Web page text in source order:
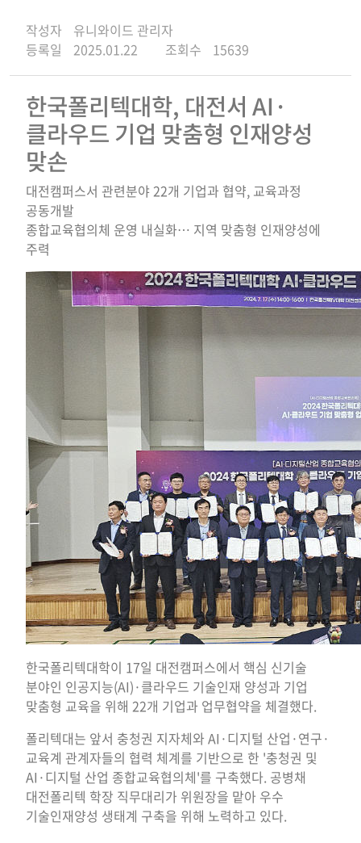
작성자
유니와이드 관리자
등록일
2025.01.22 조회수 15639
한국폴리텍대학, 대전서 AI·
클라우드 기업 맞춤형 인재양성
맞손
대전캠퍼스서 관련분야 22개 기업과 협약, 교육과정
공동개발
종합교육협의체 운영 내실화… 지역 맞춤형 인재양성에
주력
한국폴리텍대학이 17일 대전캠퍼스에서 핵심 신기술
분야인 인공지능(AI)·클라우드 기술인재 양성과 기업
맞춤형 교육을 위해 22개 기업과 업무협약을 체결했다.
폴리텍대는 앞서 충청권 지자체와 AI·디지털 산업·연구·
교육계 관계자들의 협력 체계를 기반으로 한 '충청권 및
AI·디지털 산업 종합교육협의체'를 구축했다. 공병채
대전폴리텍 학장 직무대리가 위원장을 맡아 우수
기술인재양성 생태계 구축을 위해 노력하고 있다.